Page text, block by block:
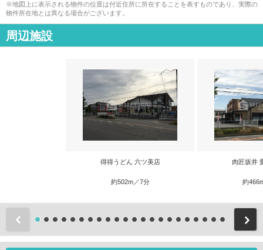
※地図上に表示される物件の位置は付近住所に所在することを表すものであり、実際の
物件所在地とは異なる場合がございます。
周辺施設
得得うどん 六ツ美店
約502m／7分
肉匠坂井
約
前